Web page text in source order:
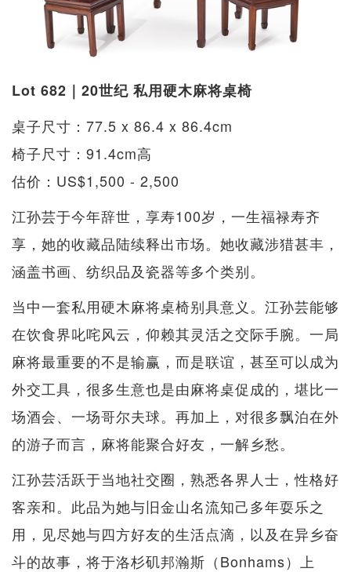
Lot 682｜20世纪 私用硬木麻将桌椅
桌子尺寸：77.5 x 86.4 x 86.4cm
椅子尺寸：91.4cm高
估价：US$1,500 - 2,500
江孙芸于今年辞世，享寿100岁，一生福禄寿齐
享，她的收藏品陆续释出市场。她收藏涉猎甚丰，
涵盖书画、纺织品及瓷器等多个类别。
当中一套私用硬木麻将桌椅别具意义。江孙芸能够
在饮食界叱咤风云，仰赖其灵活之交际手腕。一局
麻将最重要的不是输赢，而是联谊，甚至可以成为
外交工具，很多生意也是由麻将桌促成的，堪比一
场酒会、一场哥尔夫球。再加上，对很多飘泊在外
的游子而言，麻将能聚合好友，一解乡愁。
江孙芸活跃于当地社交圈，熟悉各界人士，性格好
客亲和。此品为她与旧金山名流知己多年耍乐之
用，见尽她与四方好友的生活点滴，以及在异乡奋
斗的故事，将于洛杉矶邦瀚斯（Bonhams）上